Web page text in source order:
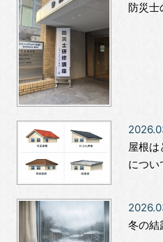
防災士
屋根
につい
冬の結